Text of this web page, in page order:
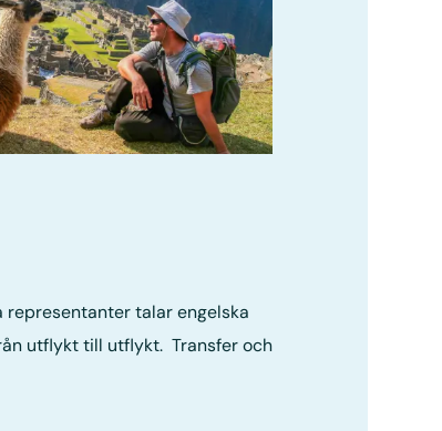
representanter talar engelska
utflykt till utflykt. Transfer och